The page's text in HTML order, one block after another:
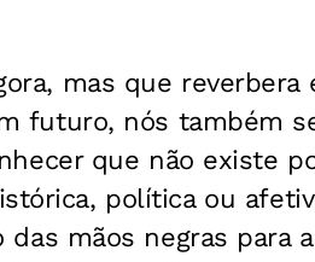
mas que reverbera
futuro, nós também
que não existe
política ou
mãos negras para